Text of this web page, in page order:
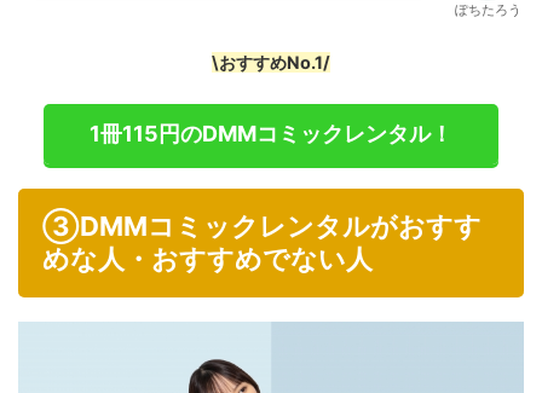
ぽちたろう
\おすすめNo.1/
1冊115円のDMMコミックレンタル！
③DMMコミックレンタルがおすす
めな人・おすすめでない人